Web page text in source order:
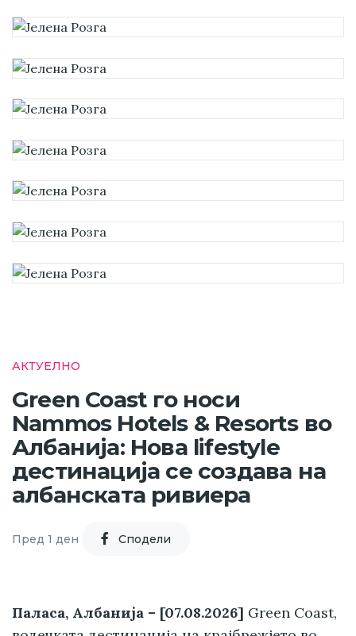
АКТУЕЛНО
Green Coast го носи
Nammos Hotels & Resorts во
Албанија: Нова lifestyle
дестинација се создава на
албанската ривиера
Пред 1 ден Cподели
Паласа, Албанија – [07.08.2026] Green Coast,